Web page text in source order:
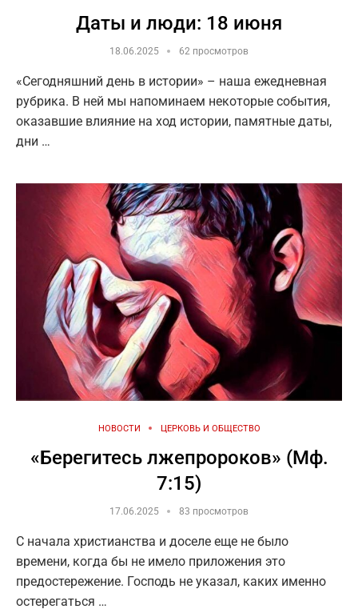
Даты и люди: 18 июня
18.06.2025 62 просмотров
«Сегодняшний день в истории» – наша ежедневная
рубрика. В ней мы напоминаем некоторые события,
оказавшие влияние на ход истории, памятные даты,
дни …
НОВОСТИ ЦЕРКОВЬ И ОБЩЕСТВО
«Берегитесь лжепророков» (Мф.
7:15)
17.06.2025 83 просмотров
С начала христианства и доселе еще не было
времени, когда бы не имело приложения это
предостережение. Господь не указал, каких именно
остерегаться …